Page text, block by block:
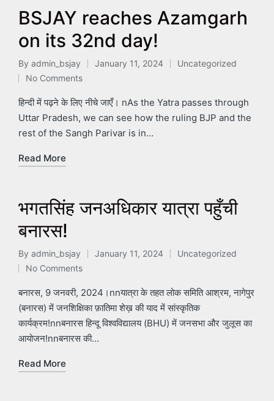
BSJAY reaches Azamgarh
on its 32nd day!
Posted
by
By admin_bsjay January 11, 2024
Posted
Uncategorized
No Comments
हिन्दी में पढ़ने के लिए नीचे जाएँ। nAs the Yatra passes through
Uttar Pradesh, we can see how the ruling BJP and the
rest of the Sangh Parivar is in…
Read More
भगतसिंह जनअधिकार यात्रा पहुँची
बनारस!
Posted
by
By admin_bsjay January 11, 2024
Posted
Uncategorized
No Comments
बनारस, 9 जनवरी, 2024।nnयात्रा के तहत लोक समिति आश्रम, नागेपुर
(बनारस) में जनशिक्षिका फ़ातिमा शेख़ की याद में सांस्कृतिक
कार्यक्रम!nnबनारस हिन्दू विश्वविद्यालय (BHU) में जनसभा और जुलूस का
आयोजन!nnबनारस की…
Read More